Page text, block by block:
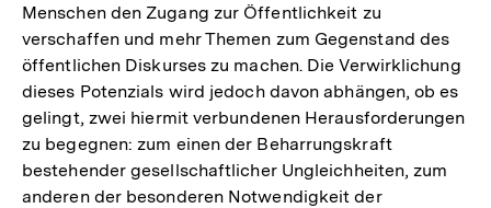
Menschen den Zugang zur Öffentlichkeit zu
verschaffen und mehr Themen zum Gegenstand des
öffentlichen Diskurses zu machen. Die Verwirklichung
dieses Potenzials wird jedoch davon abhängen, ob es
gelingt, zwei hiermit verbundenen Herausforderungen
zu begegnen: zum einen der Beharrungskraft
bestehender gesellschaftlicher Ungleichheiten, zum
anderen der besonderen Notwendigkeit der